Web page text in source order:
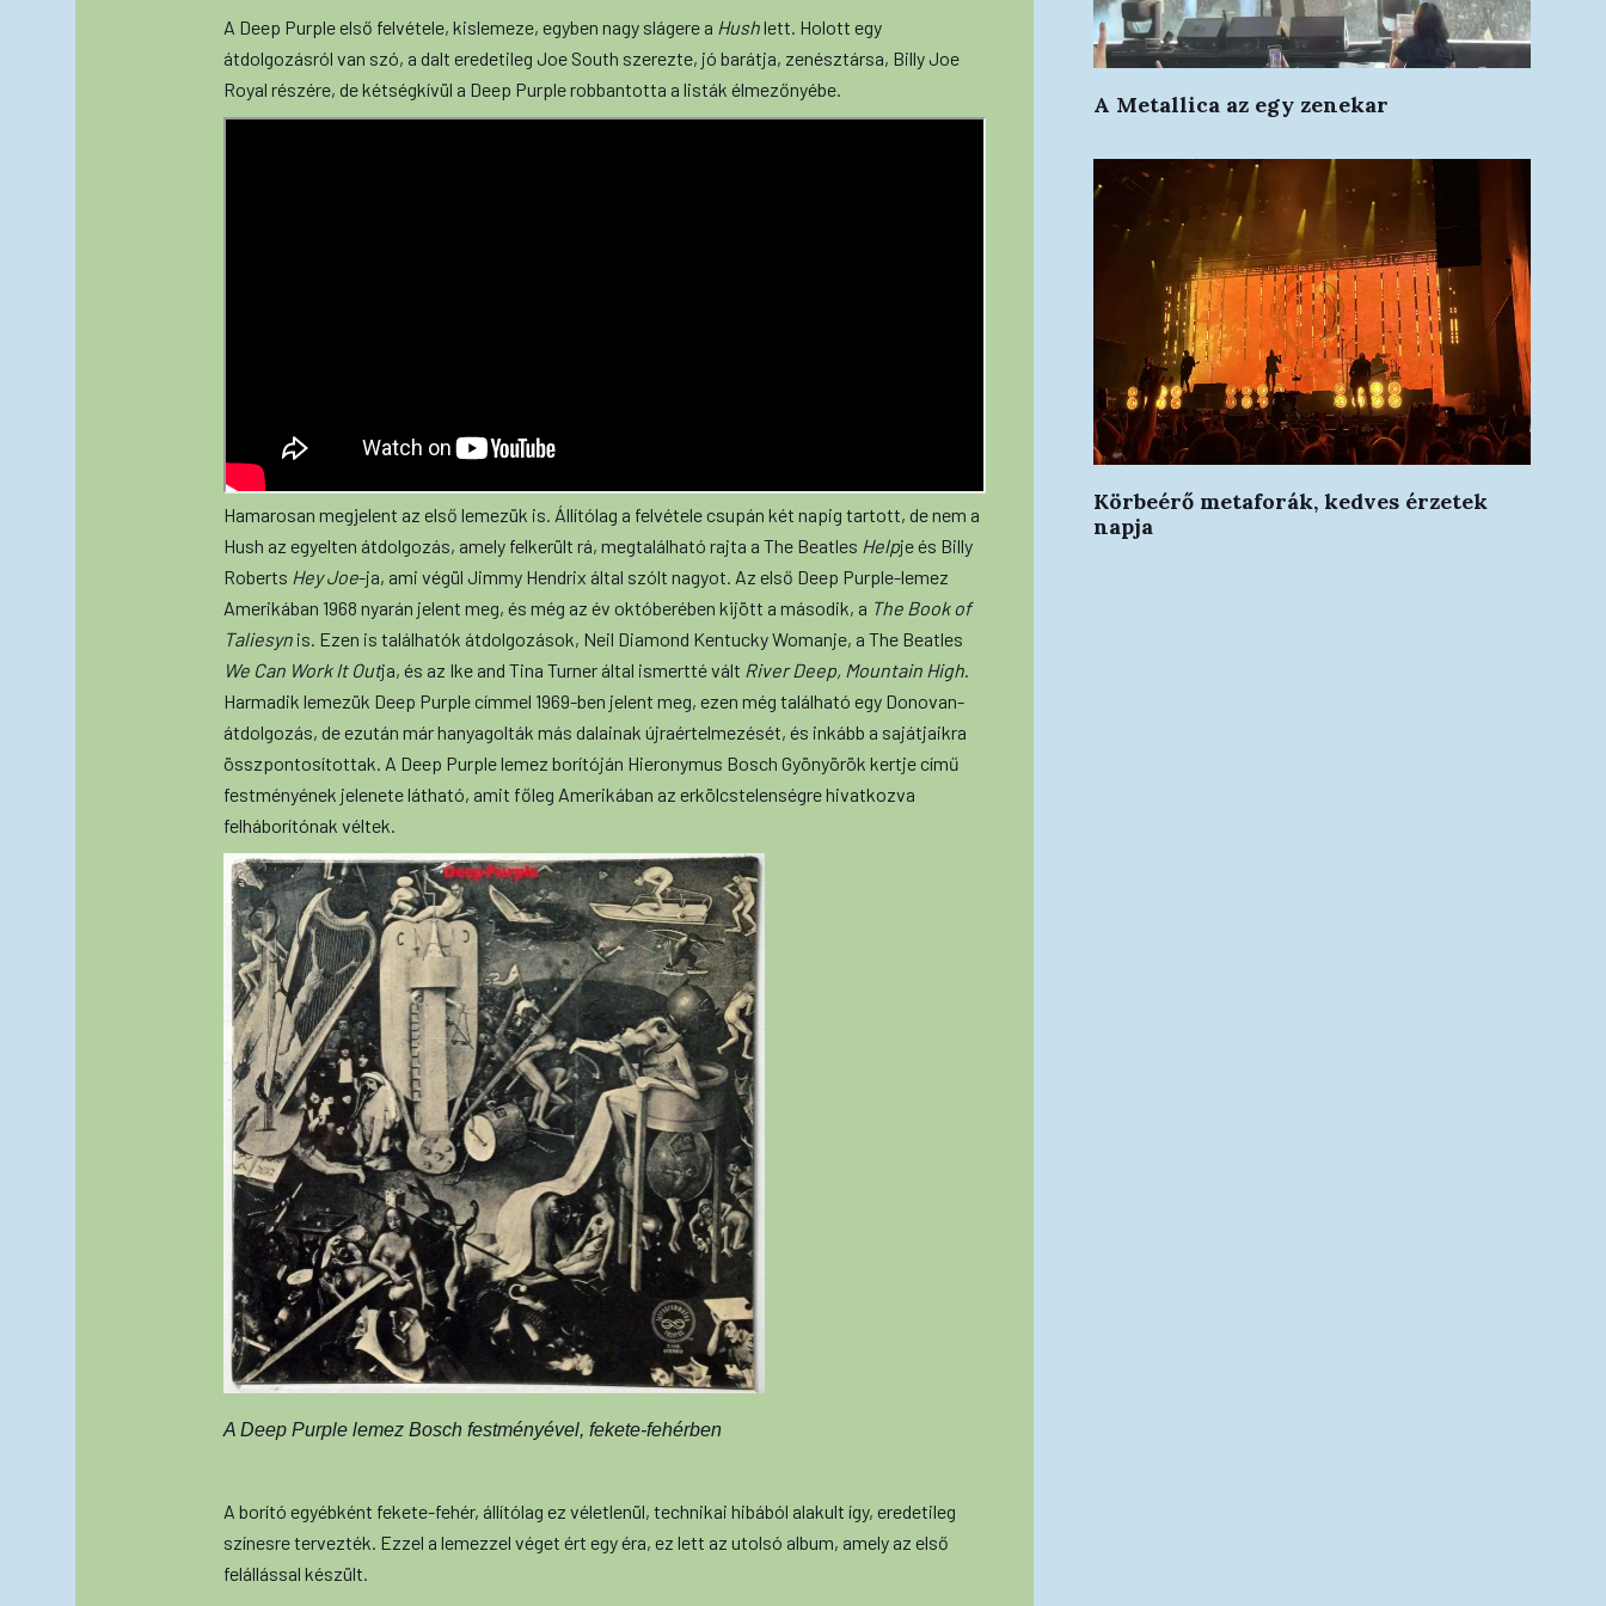
A Deep Purple első felvétele, kislemeze, egyben nagy slágere a Hushlett. Holott egy
átdolgozásról van szó, a dalt eredetileg Joe South szerezte, jó barátja, zenésztársa, Billy Joe
Royal részére, de kétségkívül a Deep Purple robbantotta a listák élmezőnyébe.
Hamarosan megjelent az első lemezük is. Állítólag a felvétele csupán két napig tartott, de nem a
Hush az egyelten átdolgozás, amely felkerült rá, megtalálható rajta a The Beatles Helpje és Billy
Roberts Hey Joe-ja, ami végül Jimmy Hendrix által szólt nagyot. Az első Deep Purple-lemez
Amerikában 1968 nyarán jelent meg, és még az év októberében kijött a második, a The Book of
Taliesyn is. Ezen is találhatók átdolgozások, Neil Diamond Kentucky Womanje, a The Beatles
We Can Work It Outja, és az Ike and Tina Turner által ismertté vált River Deep, Mountain High.
Harmadik lemezük Deep Purple címmel 1969-ben jelent meg, ezen még található egy Donovan-
átdolgozás, de ezután már hanyagolták más dalainak újraértelmezését, és inkább a sajátjaikra
összpontosítottak. A Deep Purple lemez borítóján Hieronymus Bosch Gyönyörök kertje című
festményének jelenete látható, amit főleg Amerikában az erkölcstelenségre hivatkozva
felháborítónak véltek.
A Deep Purple lemez Bosch festményével, fekete-fehérben
A borító egyébként fekete-fehér, állítólag ez véletlenül, technikai hibából alakult így, eredetileg
színesre tervezték. Ezzel a lemezzel véget ért egy éra, ez lett az utolsó album, amely az első
felállással készült.
A Metallica az egy zenekar
Körbeérő metaforák, kedves érzetek
napja